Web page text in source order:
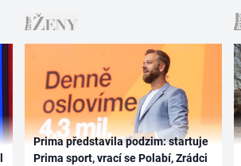
Prima představila podzim: startuje
Prima sport, vrací se Polabí, Zrádci